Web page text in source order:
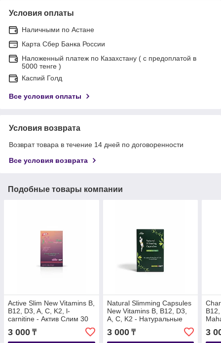
Условия оплаты
Наличными по Астане
Карта Сбер Банка России
Наложенный платеж по Казахстану ( с предоплатой в
5000 тенге )
Каспий Голд
Все условия оплаты
Условия возврата
Возврат товара в течение 14 дней по договоренности
Все условия возврата
Подобные товары компании
Active Slim New Vitamins B,
B12, D3, A, C, K2, l-
carnitine - Актив Слим 30
капсул для похудения + 1
желе коллагена
3 000 ₸
Natural Slimming Capsules
New Vitamins B, B12, D3,
A, C, K2 - Натуральные
капсулы для похудения 30
шт + 1 желе коллагена
3 000₸
+ 1
3